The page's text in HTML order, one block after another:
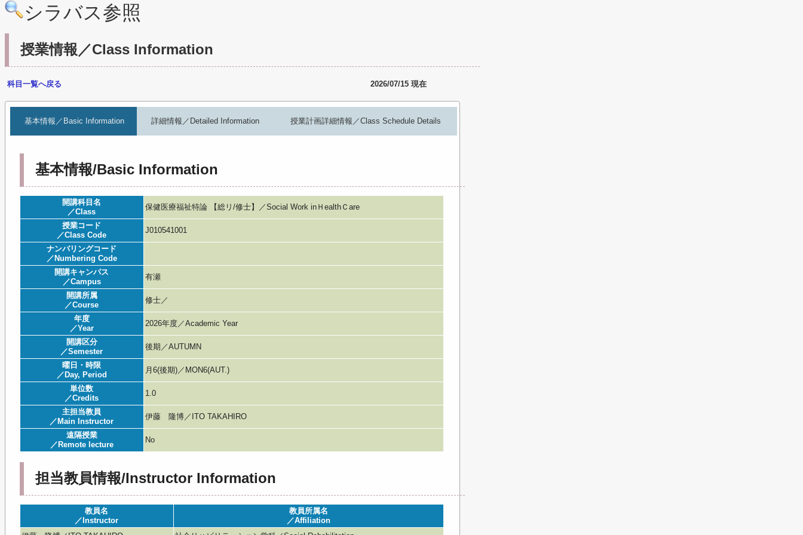
シラバス参照
授業情報／Class Information
科目一覧へ戻る 2026/07/15 現在
基本情報／Basic Information 詳細情報／Detailed Information 授業計画詳細情報／Class Schedule Details
基本情報/Basic Information
開講科目名
／Class
保健医療福祉特論 【総リ/修士】／Social Work inＨealthＣare
授業コード
／Class Code
J010541001
ナンバリングコード
／Numbering Code
開講キャンパス
／Campus
有瀬
開講所属
／Course
修士／
年度
／Year
2026年度／Academic Year
開講区分
／Semester
後期／AUTUMN
曜日・時限
／Day, Period
月6(後期)／MON6(AUT.)
単位数
／Credits
1.0
主担当教員
／Main Instructor
伊藤 隆博／ITO TAKAHIRO
遠隔授業
／Remote lecture
No
担当教員情報/Instructor Information
教員名
／Instructor
教員所属名
／Affiliation